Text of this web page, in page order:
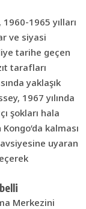
1965 yılları
ve siyasi
tarihe geçen
tarafları
yaklaşık
1967 yılında
şokları hala
kalması
uyaran
Merkezini